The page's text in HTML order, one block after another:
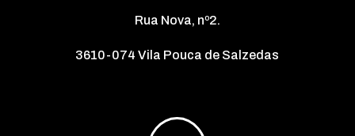
Rua Nova, nº2.
3610-074 Vila Pouca de Salzedas